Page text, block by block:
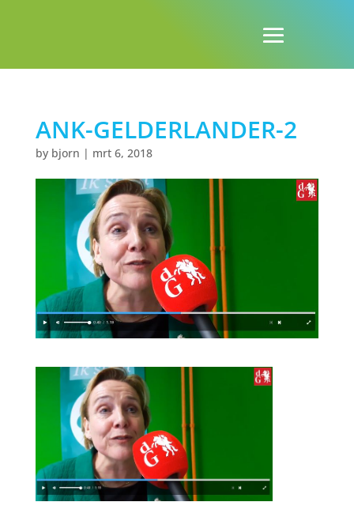
ANK-GELDERLANDER-2
by bjorn | mrt 6, 2018